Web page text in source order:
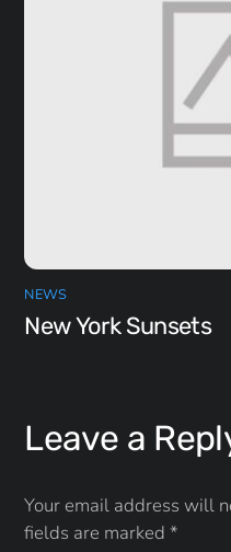
NEWS
New York Sunsets
Leave a
Your email address will
fields are marked *